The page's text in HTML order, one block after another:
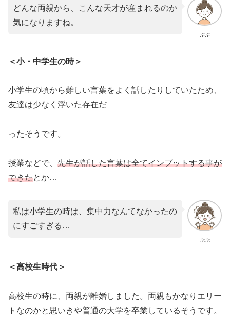
ぷぷ
どんな両親から、こんな天才が産まれるのか
気になりますね。
＜小・中学生の時＞
小学生の頃から難しい言葉をよく話したりしていたため、
友達は少なく浮いた存在だ
ったそうです。
授業などで、 先生が話した言葉は全てインプットする事が
できたとか…
ぷぷ
私は小学生の時は、集中力なんてなかったの
にすごすぎる…
＜高校生時代＞
高校生の時に、両親が離婚しました。両親もかなりエリー
トなのかと思いきや普通の大学を卒業しているそうです。